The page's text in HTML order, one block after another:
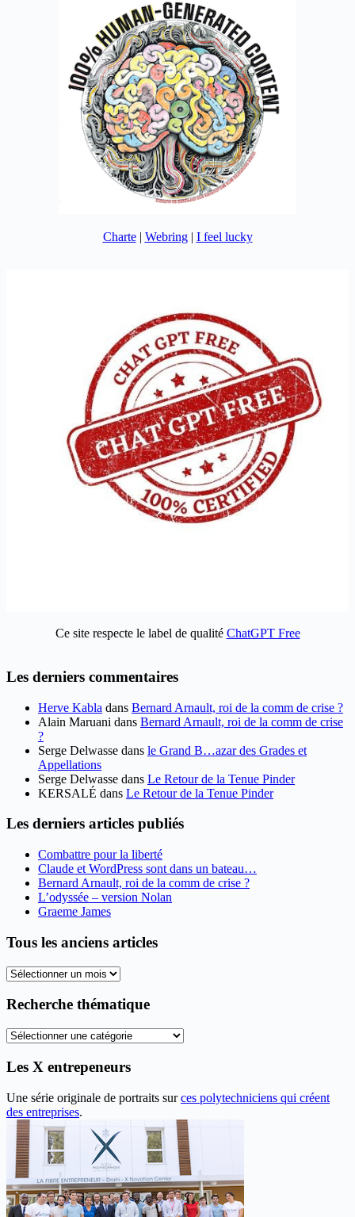
Charte| Webring| I feel lucky
Ce site respecte le label de qualité ChatGPT Free
Les derniers commentaires
Herve Kabla dans Bernard Arnault, roi de la comm de crise ?
Alain Maruani dans Bernard Arnault, roi de la comm de crise
?
Serge Delwasse dans le Grand B…azar des Grades et
Appellations
Serge Delwasse dans Le Retour de la Tenue Pinder
KERSALÉ dans Le Retour de la Tenue Pinder
Les derniers articles publiés
Combattre pour la liberté
Claude et WordPress sont dans un bateau…
Bernard Arnault, roi de la comm de crise ?
L’odyssée – version Nolan
Graeme James
Tous les anciens articles
Tous
anciens
Recherche thématique
Recherche
Les X entrepeneurs
Une série originale de portraits surces polytechniciens qui créent
des entreprises.